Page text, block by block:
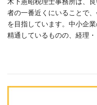
者の一番近くにいることで
を目指しています。中小企
精通しているものの、経理・